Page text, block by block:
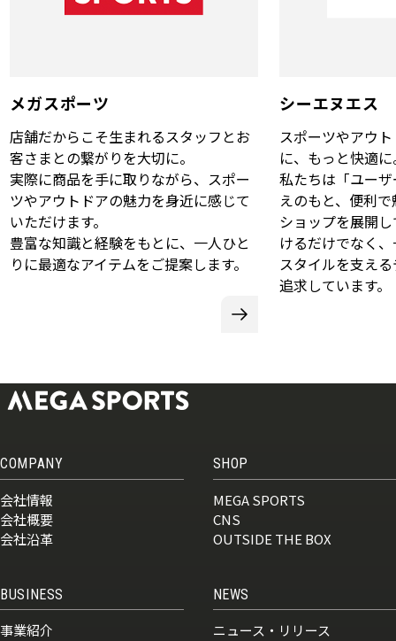
メガスポーツ
店舗だからこそ生まれるスタッフとお
客さまとの繋がりを大切に。
実際に商品を手に取りながら、スポー
ツやアウトドアの魅力を身近に感じて
いただけます。
豊富な知識と経験をもとに、一人ひと
りに最適なアイテムをご提案します。
シーエヌエス
スポーツやアウ
に、もっと快適
私たちは「ユー
えのもと、便利
ショップを展開
けるだけでなく
スタイルを支え
追求しています。
COMPANY
会社情報
会社概要
会社沿革
BUSINESS
事業紹介
SHOP
MEGA SPORTS
CNS
OUTSIDE THE BOX
NEWS
ニュース・リリース